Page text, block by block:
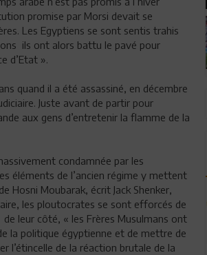
promise par Morsi devait se
Les Egyptiens se sont sentis trahis
ils ont alors battu le pavé pour
d’Etat ».
quand il a été assassiné, en décembre
Juste avant de partir pour
aux gens d’entretenir la flamme de la
condamnée par les
éléments de l’ancien régime y mettent
Hosni Moubarak, écrit Jack Shenker,
les ploutocrates se sont efforcés de
leur côté, « les Frères Musulmans ont
la politique égyptienne et de mettre de
l’étincelle de la réaction brutale de la